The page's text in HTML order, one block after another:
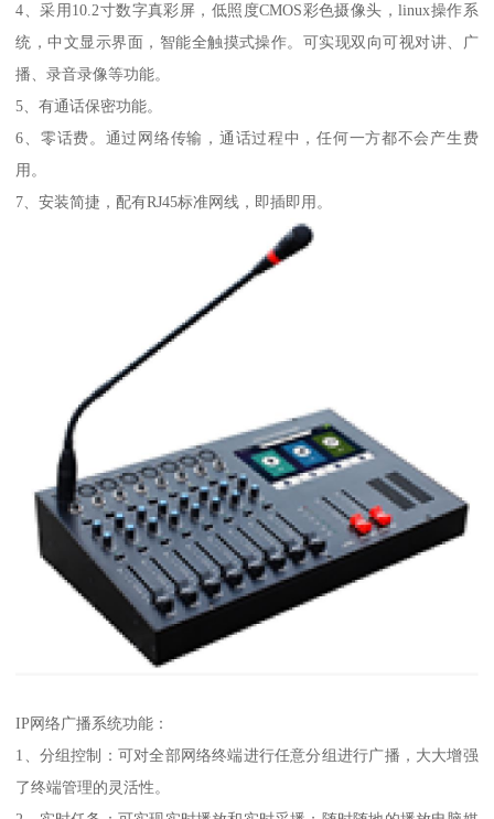
4、采用10.2寸数字真彩屏，低照度CMOS彩色摄像头，linux操作系
统，中文显示界面，智能全触摸式操作。可实现双向可视对讲、广
播、录音录像等功能。
5、有通话保密功能。
6、零话费。通过网络传输，通话过程中，任何一方都不会产生费
用。
7、安装简捷，配有RJ45标准网线，即插即用。
IP网络广播系统功能：
1、分组控制：可对全部网络终端进行任意分组进行广播，大大增强
了终端管理的灵活性。